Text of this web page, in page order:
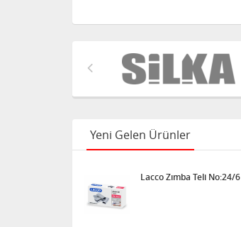
Yeni Gelen Ürünler
Lacco Zımba Teli No:24/6